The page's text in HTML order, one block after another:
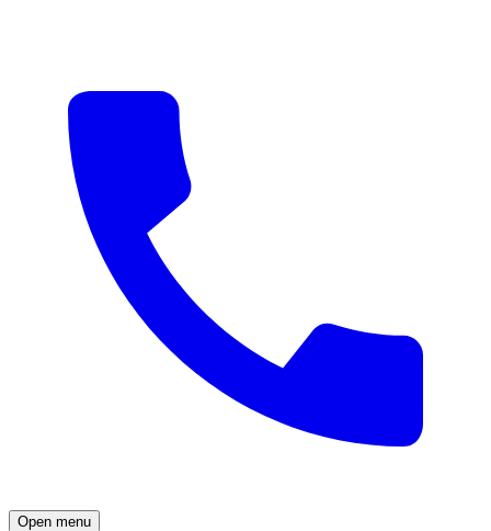
Open menu